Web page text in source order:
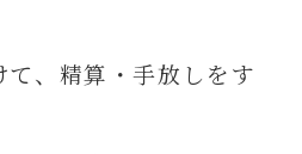
、精算・手放しをす